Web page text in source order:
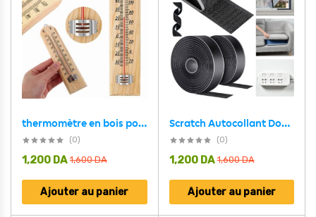
thermomètre en bois pour intérieur ou extérieur 25cm
(0)
1,600DA
1,200 DA
Ajouter au panier
Scratch Autocollant Double Face Noir 200cmx2cm – Velcro Ruban – شريط لاصق مزدوج الجوانب
(0)
1,600DA
1,200 DA
Ajouter au panier